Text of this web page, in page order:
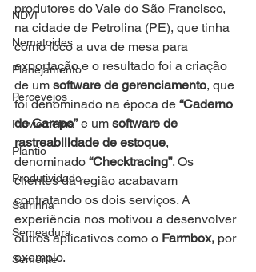
NDVI
Nematoides
Planejamento
Percevejos
Pluviometria
Plantio
Produtividade
Safrinha
Semeadura
Semente
produtores do Vale do São Francisco,
na cidade de Petrolina (PE), que tinha
como foco a uva de mesa para
exportação e o resultado foi a criação
de um software de gerenciamento, que
foi denominado na época de “Caderno
de Campo” e um software de
rastreabilidade de estoque,
denominado “Checktracing”. Os
clientes da região acabavam
contratando os dois serviços. A
experiência nos motivou a desenvolver
outros aplicativos como o Farmbox, por
exemplo.